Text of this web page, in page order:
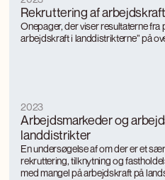
Rekruttering af
Onepager, der viser resultaterne
arbejdskraft i landdistrikterne” på
Arbejdsmarkeder og
landdistrikter
2023
En undersøgelse af om der er et
rekruttering, tilknytning og
med mangel på arbejdskraft på